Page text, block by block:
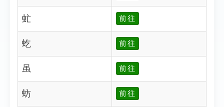
虻 前往
虼 前往
虽 前往
蚄 前往